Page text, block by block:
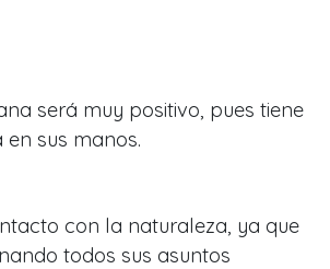
será muy positivo, pues tiene
sus manos.
con la naturaleza, ya que
todos sus asuntos